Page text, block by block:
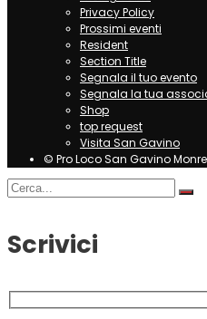
Privacy Policy
Prossimi eventi
Resident
Section Title
Segnala il tuo evento
Segnala la tua
Shop
top request
Visita San Gavino
© Pro Loco San Gavino
Scrivici